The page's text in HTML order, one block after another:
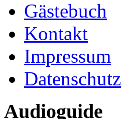
Gästebuch
Kontakt
Impressum
Datenschutz
Audioguide